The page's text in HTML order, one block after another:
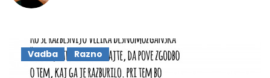
Vadba Razno